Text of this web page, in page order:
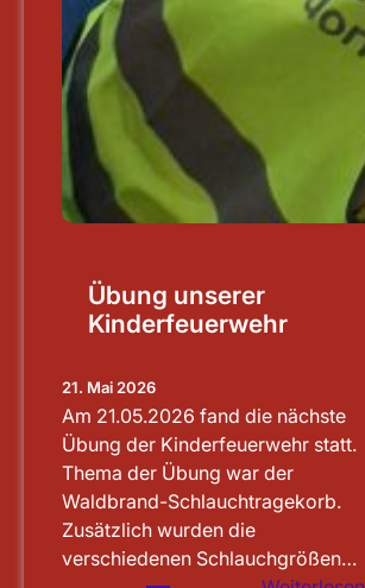
Übung unserer
Kinderfeuerwehr
21. Mai 2026
Am 21.05.2026 fand die nächste
Übung der Kinderfeuerwehr statt.
Thema der Übung war der
Waldbrand-Schlauchtragekorb.
Zusätzlich wurden die
verschiedenen Schlauchgrößen…